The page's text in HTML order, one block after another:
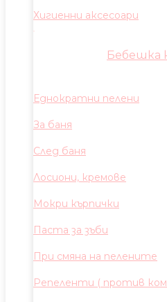
Хигиенни аксесоари
Бебешка
Еднократни пелени
За баня
След баня
Лосиони, кремове
Мокри кърпички
Паста за зъби
При смяна на пелените
Репеленти ( против